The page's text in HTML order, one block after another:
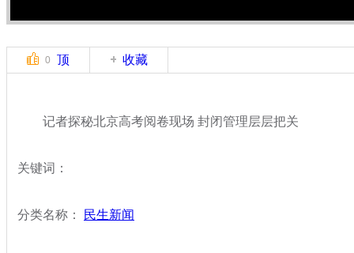
0 顶 收藏
记者探秘北京高考阅卷现场 封闭管理层层把关
关键词：
分类名称： 民生新闻